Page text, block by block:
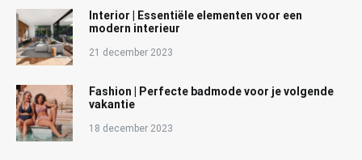
Interior | Essentiële elementen voor een
modern interieur
21 december 2023
Fashion | Perfecte badmode voor je volgende
vakantie
18 december 2023